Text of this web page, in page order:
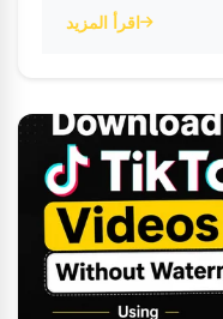
اقرأ المزيد